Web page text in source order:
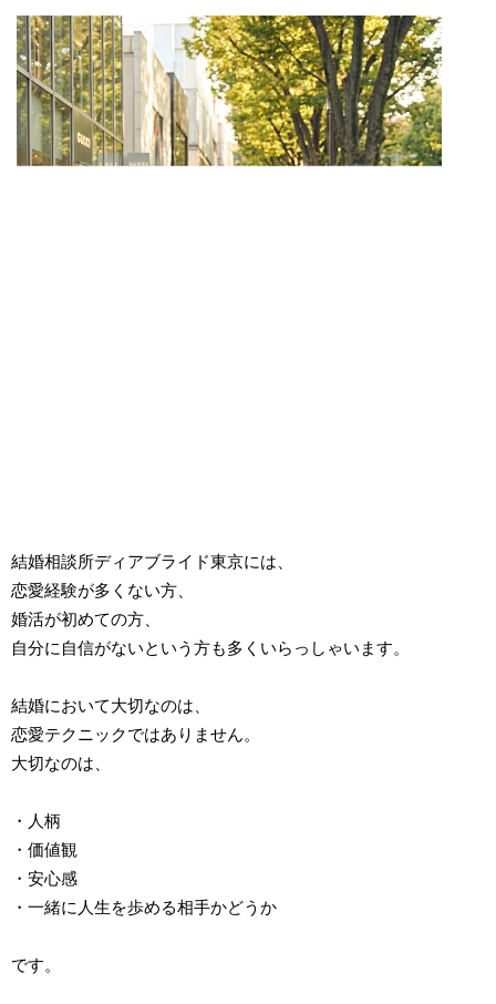
結婚相談所ディアブライド東京には、
恋愛経験が多くない方、
婚活が初めての方、
自分に自信がないという方も多くいらっしゃいます。
結婚において大切なのは、
恋愛テクニックではありません。
大切なのは、
・人柄
・価値観
・安心感
・一緒に人生を歩める相手かどうか
です。